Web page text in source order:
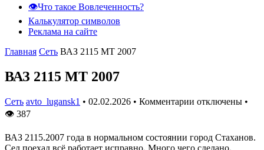
👁️Что такое Вовлеченность?
Калькулятор символов
Реклама на сайте
Главная Сеть ВАЗ 2115 MT 2007
ВАЗ 2115 MT 2007
Сеть avto_lugansk1 • 02.02.2026 • Комментарии отключены •
👁 387
ВАЗ 2115.2007 года в нормальном состоянии город Стаханов.
Сел поехал всё работает исправно. Много чего сделано.